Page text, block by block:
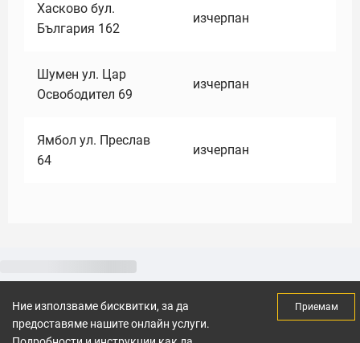
Хасково бул.
България 162
изчерпан
Шумен ул. Цар
Освободител 69
изчерпан
Ямбол ул. Преслав
64
изчерпан
Ние използваме бисквитки, за да
предоставяме нашите онлайн услуги.
Приемам